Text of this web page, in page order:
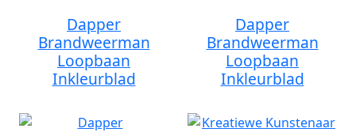
Dapper
Brandweerman
Loopbaan
Inkleurblad
Dapper
Brandweerman
Loopbaan
Inkleurblad